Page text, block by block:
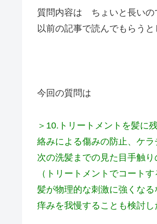
質問内容は ちょいと長いの
以前の記事で読んでもらうと
今回の質問は
＞10.トリートメントを髪に
絡みによる傷みの防止、ケラ
次の洗髪までの見た目手触
（トリートメントでコート
髪が物理的な刺激に強くなる
痒みを我慢することも検討し